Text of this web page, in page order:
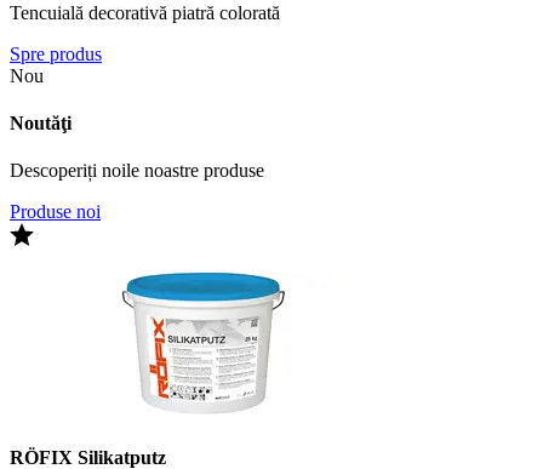
Tencuială decorativă piatră colorată
Spre produs
Nou
Noutăţi
Descoperiți noile noastre produse
Produse noi
RÖFIX Silikatputz